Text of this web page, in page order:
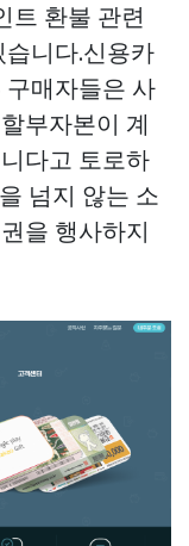
트 환불 관련
니다.신용카
매자들은 사
부자본이 계
다고 토로하
넘지 않는 소
을 행사하지